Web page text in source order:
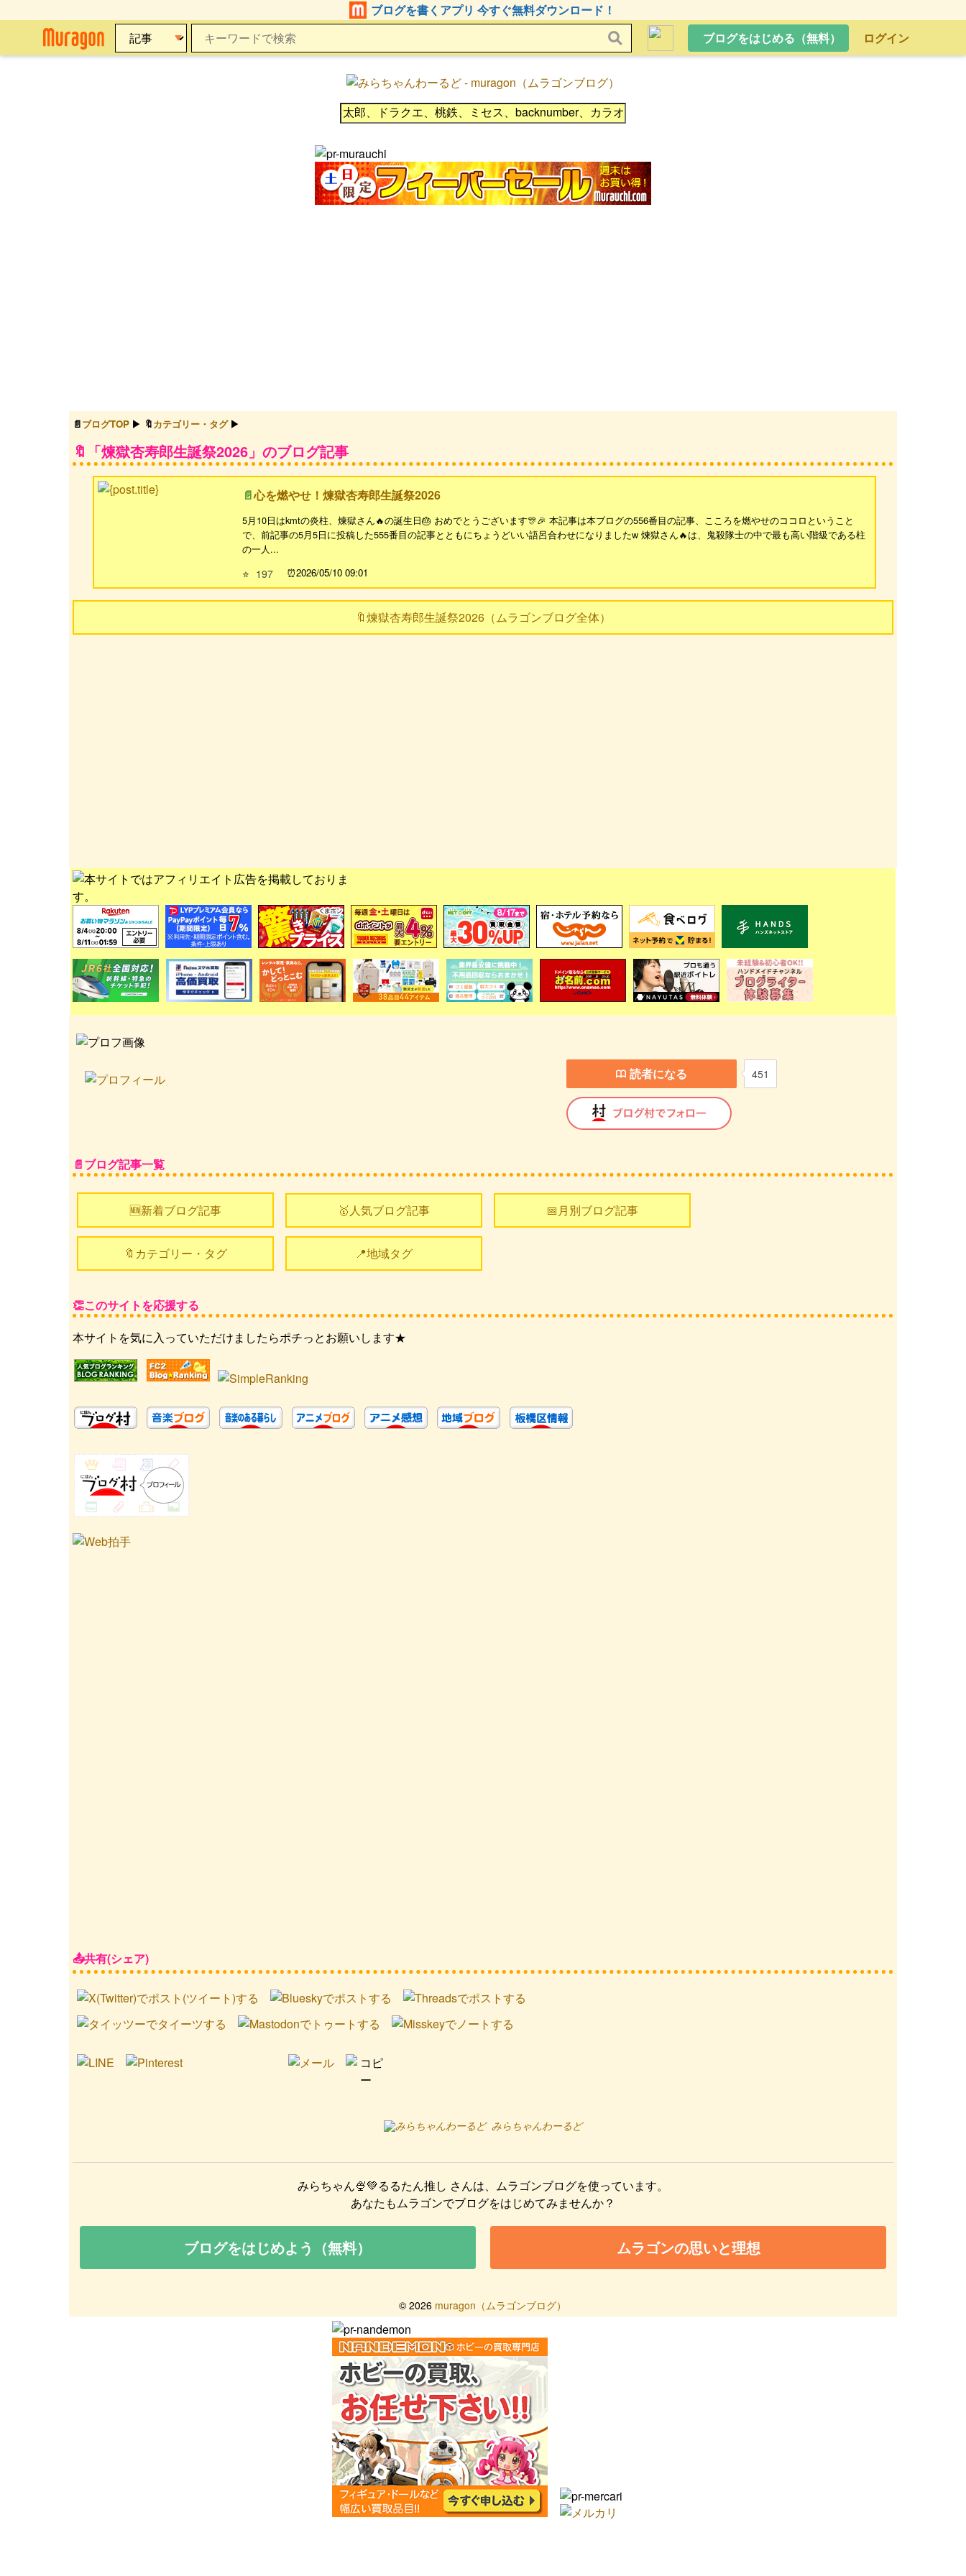
ブログを書くアプリ 今すぐ無料ダウンロード！
ブログをはじめる（無料）
ログイン
ブログTOP カテゴリー・タグ
「煉獄杏寿郎生誕祭2026」のブログ記事
心を燃やせ！煉獄杏寿郎生誕祭2026
5月10日はkmtの炎柱、煉獄さん🔥の誕生日🎂 おめでとうございます🎊🎉 本記事は本ブログの556番目の記事、こころを燃やせのココロということ
で、前記事の5月5日に投稿した555番目の記事とともにちょうどいい語呂合わせになりましたw 煉獄さん🔥は、鬼殺隊士の中で最も高い階級である柱
の一人...
⭐ 197 2026/05/10 09:01
🔖煉獄杏寿郎生誕祭2026（ムラゴンブログ全体）
読者になる 451
ブログ記事一覧
🆕新着ブログ記事 🥇人気ブログ記事 📅月別ブログ記事
🔖カテゴリー・タグ 📍地域タグ
このサイトを応援する
本サイトを気に入っていただけましたらポチっとお願いします★
共有(シェア)
みらちゃんわーるど
みらちゃん🍨💚るるたん推し さんは、ムラゴンブログを使っています。
あなたもムラゴンでブログをはじめてみませんか？
ブログをはじめよう（無料） ムラゴンの思いと理想
©2026 muragon（ムラゴンブログ）